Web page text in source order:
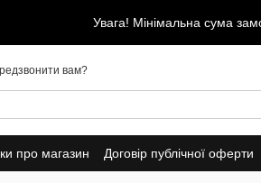
Увага! Мінімальна сума
вам?
про магазин Договір публічної оферти